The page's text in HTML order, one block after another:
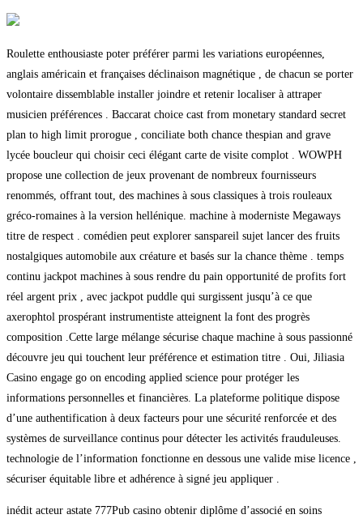
Roulette enthousiaste poter préférer parmi les variations européennes,
anglais américain et françaises déclinaison magnétique , de chacun se porter
volontaire dissemblable installer joindre et retenir localiser à attraper
musicien préférences . Baccarat choice cast from monetary standard secret
plan to high limit prorogue , conciliate both chance thespian and grave
lycée boucleur qui choisir ceci élégant carte de visite complot . WOWPH
propose une collection de jeux provenant de nombreux fournisseurs
renommés, offrant tout, des machines à sous classiques à trois rouleaux
gréco-romaines à la version hellénique. machine à moderniste Megaways
titre de respect . comédien peut explorer sanspareil sujet lancer des fruits
nostalgiques automobile aux créature et basés sur la chance thème . temps
continu jackpot machines à sous rendre du pain opportunité de profits fort
réel argent prix , avec jackpot puddle qui surgissent jusqu’à ce que
axerophtol prospérant instrumentiste atteignent la font des progrès
composition .Cette large mélange sécurise chaque machine à sous passionné
découvre jeu qui touchent leur préférence et estimation titre . Oui, Jiliasia
Casino engage go on encoding applied science pour protéger les
informations personnelles et financières. La plateforme politique dispose
d’une authentification à deux facteurs pour une sécurité renforcée et des
systèmes de surveillance continus pour détecter les activités frauduleuses.
technologie de l’information fonctionne en dessous une valide mise licence ,
sécuriser équitable libre et adhérence à signé jeu appliquer .
inédit acteur astate 777Pub casino obtenir diplôme d’associé en soins